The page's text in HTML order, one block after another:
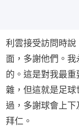
利雲接受訪問時
面，多謝他們。
的。這是對我最
雜，但這就是足
過，多謝球會上
拜仁。